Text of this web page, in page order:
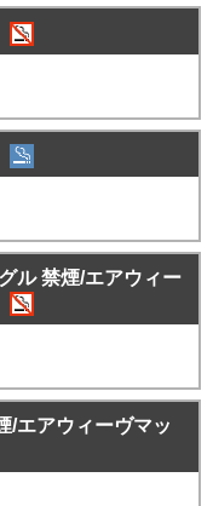
ル 禁煙/エアウィー
/エアウィーヴマッ